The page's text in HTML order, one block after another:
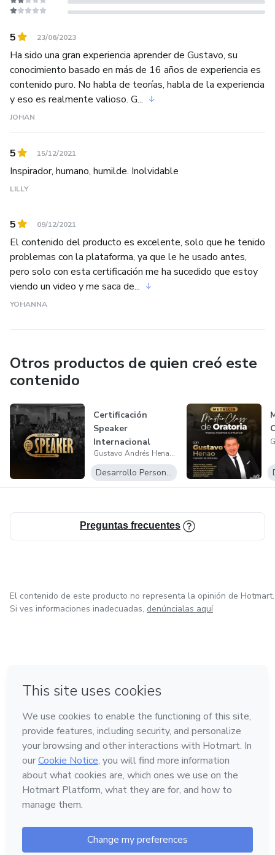
5 23/06/2023
Ha sido una gran experiencia aprender de Gustavo, su
conocimiento basado en más de 16 años de experiencia es
contenido puro. No habla de teorías, habla de la experiencia
y eso es realmente valioso. G...
JOHAN
5 15/12/2021
Inspirador, humano, humilde. Inolvidable
LILLY
5 09/12/2021
El contenido del producto es excelente, solo que he tenido
problemas con la plataforma, ya que le he usado antes,
pero solo con esta certificación me ha sucedido que estoy
viendo un video y me saca de...
YOHANNA
Otros productos de quien creó este
contenido
Certificación
Speaker
Internacional
Gustavo Andrés Henao Salazar
Desarrollo Personal
Preguntas frecuentes
El contenido de este producto no representa la opinión de Hotmart.
Si ves informaciones inadecuadas, denúncialas aquí
Hecho con ❤
Conoce Hotmart
Idioma